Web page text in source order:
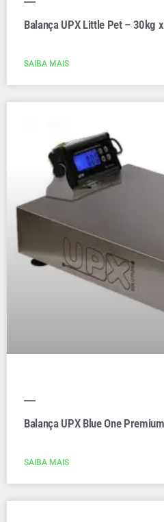
Balança UPX Little Pet – 30kg
SAIBA MAIS
Balança UPX Blue One
SAIBA MAIS